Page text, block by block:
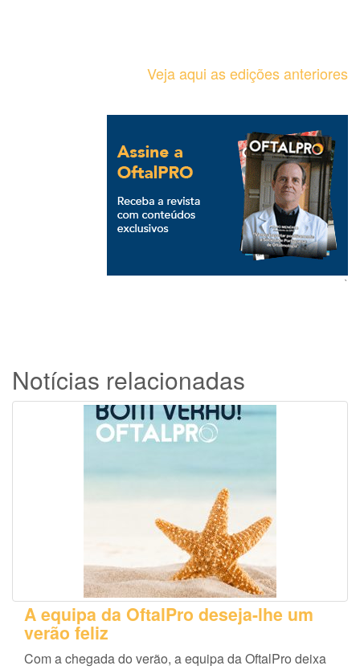
Veja aqui as edições anteriores
`
Notícias relacionadas
A equipa da OftalPro deseja-lhe um
verão feliz
Com a chegada do verão, a equipa da OftalPro deixa